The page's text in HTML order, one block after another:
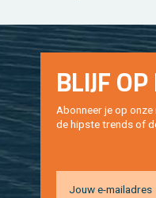
BLIJF
Abon­neer je op
de hip­s­te trends of